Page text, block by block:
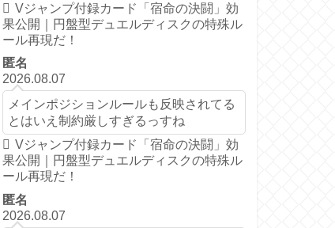
Vジャンプ付録カード「宿命の決闘」効
果公開｜円盤型デュエルディスクの特殊ル
ール再現だ！
匿名
2026.08.07
メインポジションルールも反映されてる
とはいえ制約厳しすぎるっすね
Vジャンプ付録カード「宿命の決闘」効
果公開｜円盤型デュエルディスクの特殊ル
ール再現だ！
匿名
2026.08.07